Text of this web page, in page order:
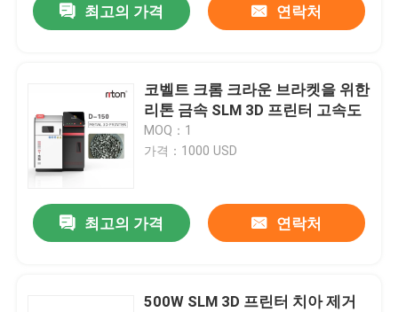
최고의 가격 연락처
코벨트 크롬 크라운 브라켓을 위한
리톤 금속 SLM 3D 프린터 고속도
MOQ：1
가격：1000 USD
최고의 가격 연락처
500W SLM 3D 프린터 치아 제거